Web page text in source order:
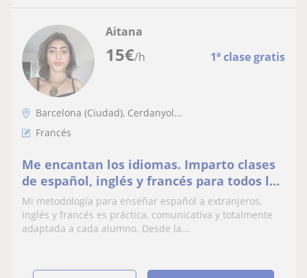
15€/h 1ª clase gratis
Aitana
Barcelona (Ciudad), Cerdanyol...
Francés
Me encantan los idiomas. Imparto clases
de español, inglés y francés para todos los
niveles. (Viví en Francia)
Mi metodología para enseñar español a extranjeros,
inglés y francés es práctica, comunicativa y totalmente
adaptada a cada alumno. Desde la...